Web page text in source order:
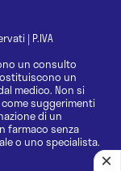
| P.IVA
un consulto
un
medico. Non si
suggerimenti
di un
farmaco senza
o uno specialista.